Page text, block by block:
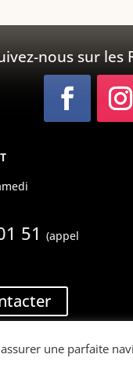
nous sur les
51 (appel
Copyright ©
une parfaite